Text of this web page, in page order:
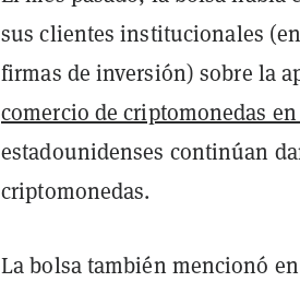
sus clientes institucionales
firmas de inversión) sobre la
comercio de criptomonedas
estadounidenses continúan
criptomonedas.
La bolsa también mencionó